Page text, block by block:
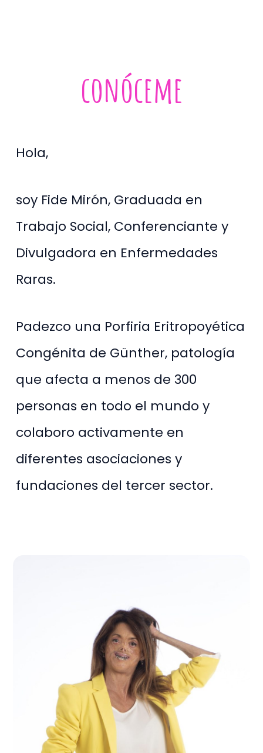
conóceme
Hola,
soy Fide Mirón, Graduada en
Trabajo Social, Conferenciante y
Divulgadora en Enfermedades
Raras.
Padezco una Porfiria Eritropoyética
Congénita de Günther, patología
que afecta a menos de 300
personas en todo el mundo y
colaboro activamente en
diferentes asociaciones y
fundaciones del tercer sector.